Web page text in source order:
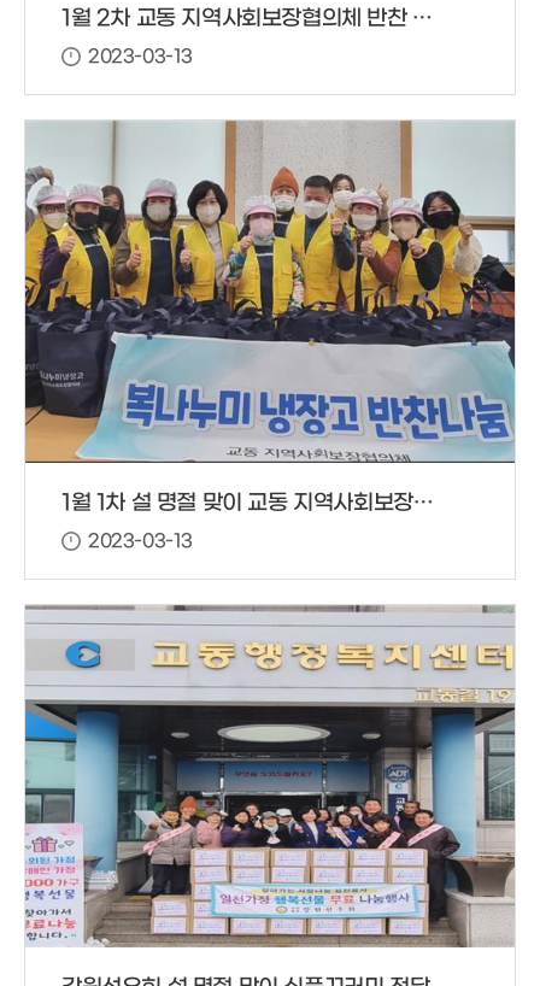
1월 2차 교동 지역사회보장협의체 반찬 봉사
2023-03-13
1월 1차 설 명절 맞이 교동 지역사회보장협의체 반찬 봉사
2023-03-13